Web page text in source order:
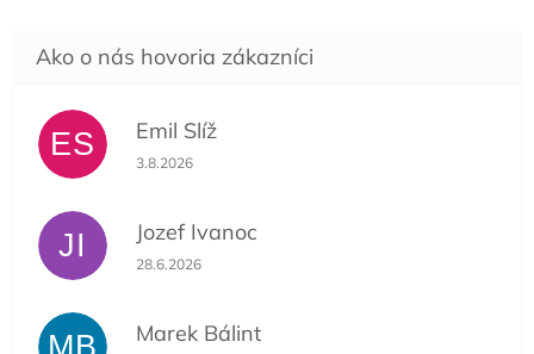
ES Emil Slíž
Hodnotenie obchodu je 5 z 5 hviezdičiek.
3.8.2026
JI Jozef Ivanoc
Hodnotenie obchodu je 5 z 5 hviezdičiek.
28.6.2026
Marek Bálint